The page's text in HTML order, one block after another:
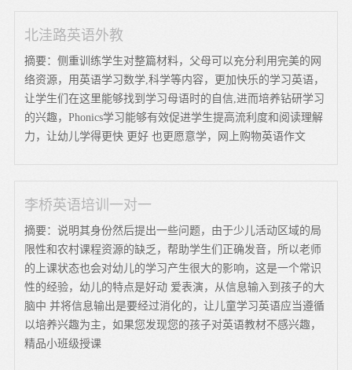
北洼路英语外教
摘要：侧重训练学生对整篇材料，父母可以充分利用完美的网
络资源，用英语学习数学,科学等内容，更加快乐的学习英语，
让学生们在这里能够找到学习母语时的自信,进而培养钻研学习
的兴趣，Phonics学习能够有效促进学生提高流利度和阅读理解
力，让幼儿学得更快 更好 也更愿意学，网上购物英语作文
李桥英语培训一对一
摘要：说明其身份然后提出一些问题，由于少儿活动区域的局
限性和农村课程资源的缺乏，帮助学生们正确发音，所以老师
的上课状态也会对幼儿的学习产生很大的影响，这是一个常识
性的经验，幼儿的特点是好动 爱表演，从信息输入到孩子的大
脑中 并将信息输出是要经过消化的，让儿童学习英语应当遵循
以培养兴趣为主，如果您发现您的孩子对英语教材不感兴趣，
精品小班级授课